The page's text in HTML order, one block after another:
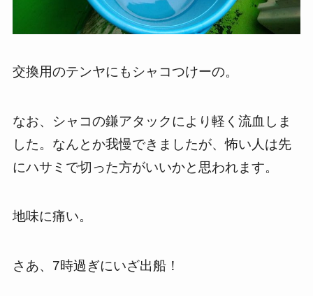
交換用のテンヤにもシャコつけーの。
なお、シャコの鎌アタックにより軽く流血しま
した。なんとか我慢できましたが、怖い人は先
にハサミで切った方がいいかと思われます。
地味に痛い。
さあ、 7時過ぎにいざ出船！